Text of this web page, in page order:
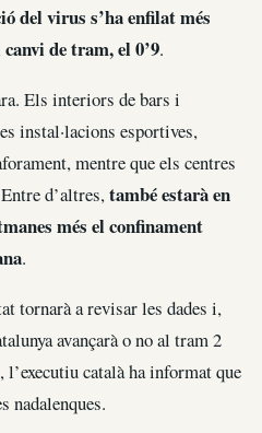
del virus s’ha enfilat més
de tram, el 0’9.
Els interiors de bars i
instal·lacions esportives,
mentre que els centres
d’altres,també estarà en
més el confinament
.
tornarà a revisar les dades i,
avançarà o no al tram 2
l’executiu català ha informat que
nadalenques.